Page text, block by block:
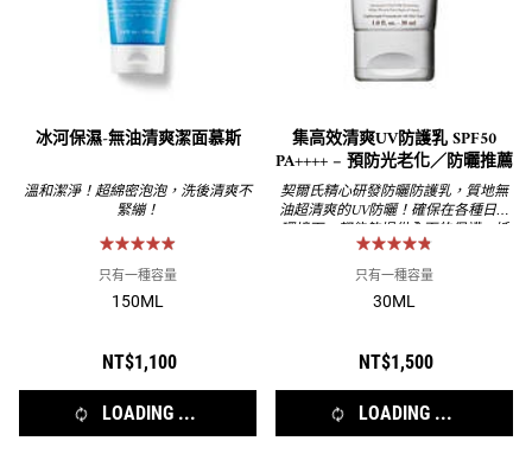
冰河保濕-無油清爽潔面慕斯
溫和潔淨！超綿密泡泡，洗後清爽不
緊繃！
只有一種容量
150ML
NT$1,100
LOADING ...
集高效清爽UV防護乳 SPF50
PA++++ – 預防光老化／防曬推薦
契爾氏精心研發防曬防護乳，質地無
油超清爽的UV防曬！確保在各種日曬
環境下，都能夠提供全面的保護，抵
禦紫外線的侵害，同時保持肌膚水嫩
和健康；不只高效防曬、質地超輕
爽，還能隔絕髒污空氣對肌膚的傷
害，為肌膚打造一道堅固的防線。
只有一種容量
30ML
NT$1,500
LOADING ...